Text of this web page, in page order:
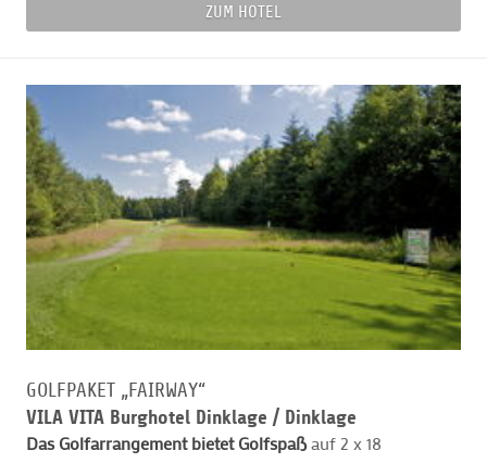
ZUM HOTEL
GOLFPAKET „FAIRWAY“
VILA VITA Burghotel Dinklage / Dinklage
Das Golfarrangement bietet Golfspaßauf 2 x 18